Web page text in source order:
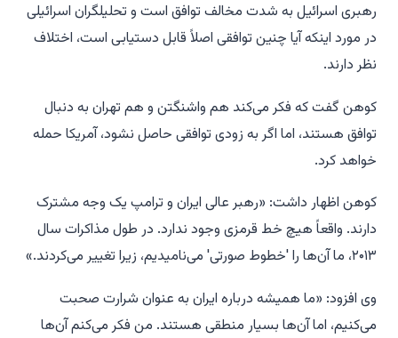
رهبری اسرائیل به شدت مخالف توافق است و تحلیلگران اسرائیلی
در مورد اینکه آیا چنین توافقی اصلاً قابل دستیابی است، اختلاف
نظر دارند.
کوهن گفت که فکر می‌کند هم واشنگتن و هم تهران به دنبال
توافق هستند، اما اگر به زودی توافقی حاصل نشود، آمریکا حمله
خواهد کرد.
کوهن اظهار داشت: «رهبر عالی ایران و ترامپ یک وجه مشترک
دارند. واقعاً هیچ خط قرمزی وجود ندارد. در طول مذاکرات سال
۲۰۱۳، ما آن‌ها را 'خطوط صورتی' می‌نامیدیم، زیرا تغییر می‌کردند.»
وی افزود: «ما همیشه درباره ایران به عنوان شرارت صحبت
می‌کنیم، اما آن‌ها بسیار منطقی هستند. من فکر می‌کنم آن‌ها